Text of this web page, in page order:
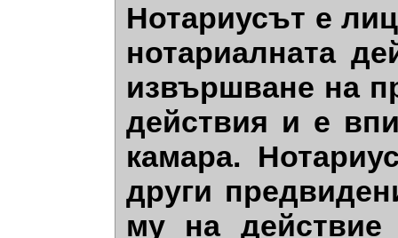
Нотариусът е
нотариалната
извършване на
действия и е
камара.
други
му на действие